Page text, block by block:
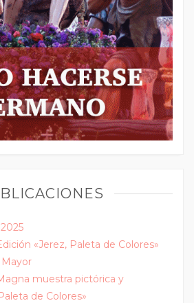
«Jerez, Paleta de Colores»
muestra pictórica y
de Colores»